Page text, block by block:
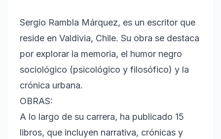
Sergio Rambla Márquez, es un escritor que
reside en Valdivia, Chile. Su obra se destaca
por explorar la memoria, el humor negro
sociológico (psicológico y filosófico) y la
crónica urbana.
OBRAS:
A lo largo de su carrera, ha publicado 15
libros, que incluyen narrativa, crónicas y